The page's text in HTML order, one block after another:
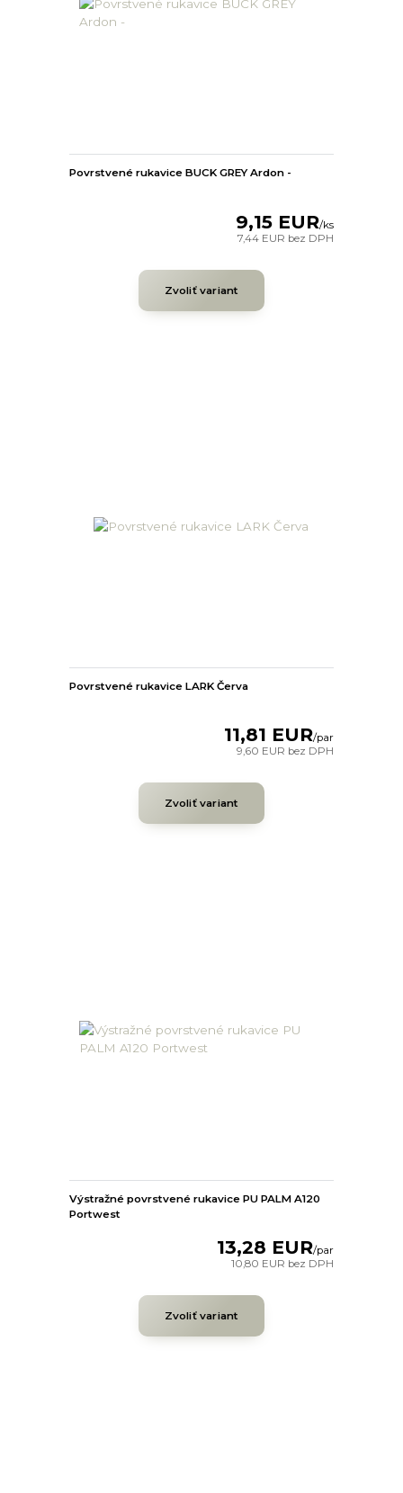
Povrstvené rukavice BUCK GREY Ardon -
9,15 EUR/ks
7,44 EUR bez DPH
Zvoliť variant
Povrstvené rukavice LARK Červa
11,81 EUR/par
9,60 EUR bez DPH
Zvoliť variant
Výstražné povrstvené rukavice PU PALM A120
Portwest
13,28 EUR/par
10,80 EUR bez DPH
Zvoliť variant